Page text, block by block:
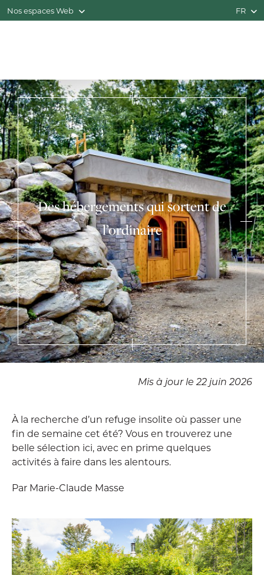
Nos espaces Web FR
Des hébergements qui sortent de
l’ordinaire
Mis à jour le 22 juin 2026
À la recherche d’un refuge insolite où passer une
fin de semaine cet été? Vous en trouverez une
belle sélection ici, avec en prime quelques
activités à faire dans les alentours.
Par Marie-Claude Masse